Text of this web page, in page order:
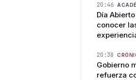
20:46
Día
conocer
20:38
Gobierno
refuerza